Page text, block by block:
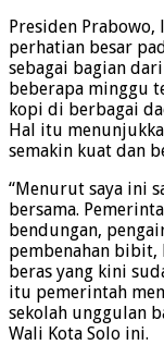
Presiden
perhatian besar
sebagai bagian
beberapa minggu
kopi di berbagai
Hal itu
semakin kuat dan
“Menurut saya ini
bersama.
bendungan,
pembenahan bibit,
beras yang kini
itu pemerintah
sekolah unggulan
Wali Kota Solo ini.